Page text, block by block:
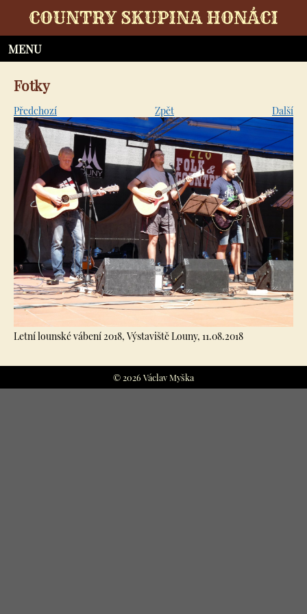
COUNTRY SKUPINA HONÁCI
Fotky
Předchozí Zpět Další
Letní lounské vábení 2018, Výstaviště Louny, 11.08.2018
© 2026 Václav Myška